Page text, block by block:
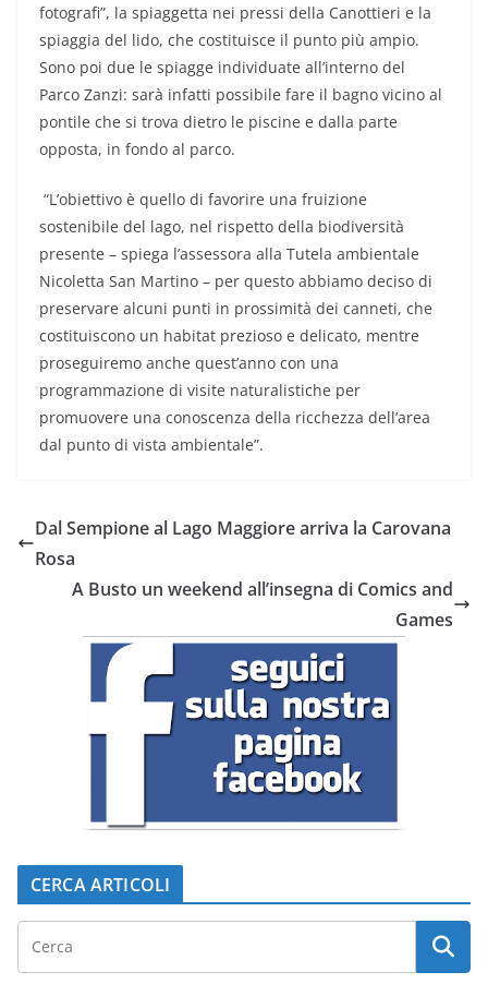
fotografi”, la spiaggetta nei pressi della Canottieri e la
spiaggia del lido, che costituisce il punto più ampio.
Sono poi due le spiagge individuate all’interno del
Parco Zanzi: sarà infatti possibile fare il bagno vicino al
pontile che si trova dietro le piscine e dalla parte
opposta, in fondo al parco.
“L’obiettivo è quello di favorire una fruizione
sostenibile del lago, nel rispetto della biodiversità
presente – spiega l’assessora alla Tutela ambientale
Nicoletta San Martino – per questo abbiamo deciso di
preservare alcuni punti in prossimità dei canneti, che
costituiscono un habitat prezioso e delicato, mentre
proseguiremo anche quest’anno con una
programmazione di visite naturalistiche per
promuovere una conoscenza della ricchezza dell’area
dal punto di vista ambientale”.
Dal Sempione al Lago Maggiore arriva la Carovana
Rosa
A Busto un weekend all’insegna di Comics and
Games
CERCA ARTICOLI